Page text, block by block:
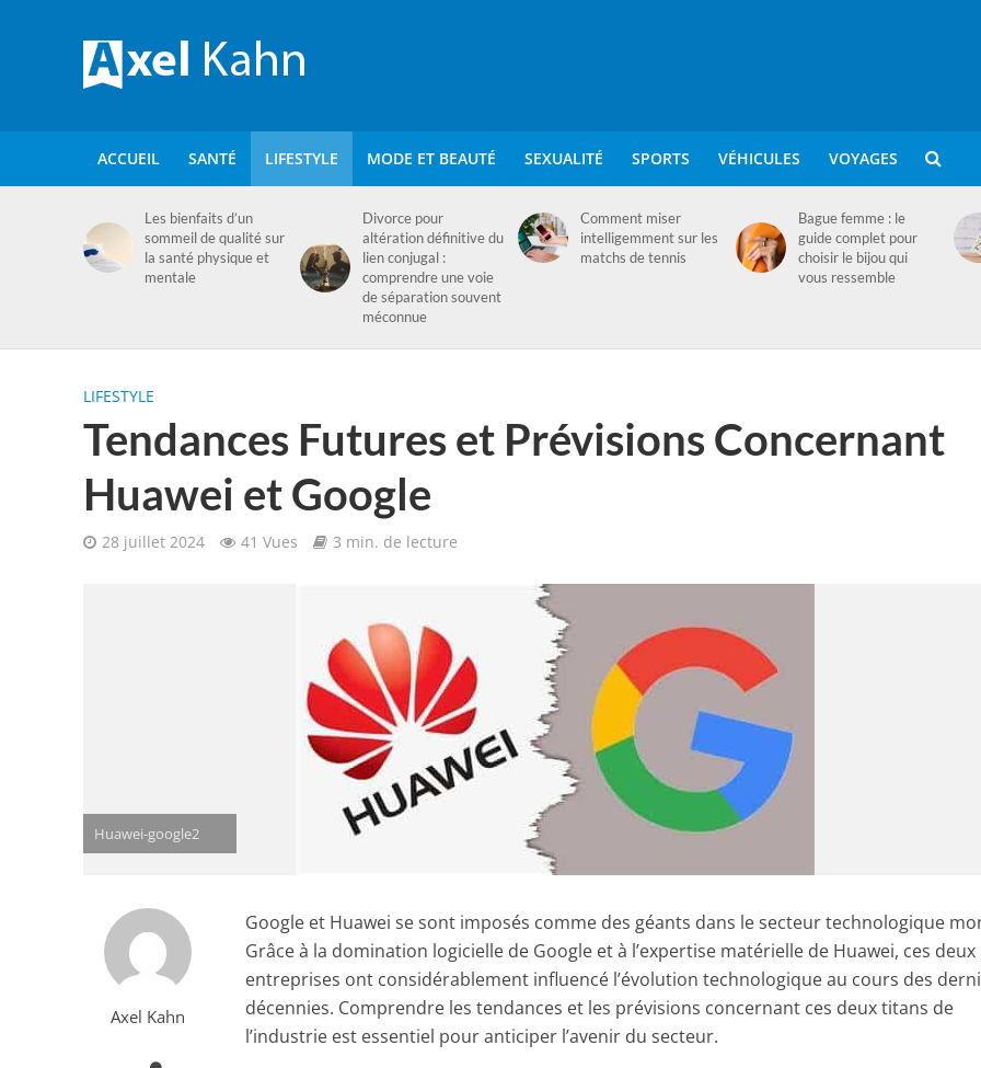
ACCUEIL SANTÉ LIFESTYLE MODE ET BEAUTÉ SEXUALITÉ SPORTS VÉHICULES VOYAGES
Les bienfaits d’un
sommeil de qualité sur
la santé physique et
mentale
Divorce pour
altération définitive du
lien conjugal :
comprendre une voie
de séparation souvent
méconnue
Comment miser
intelligemment sur les
matchs de tennis
Bague femme : le
guide complet pour
choisir le bijou qui
vous ressemble
LIFESTYLE
Tendances Futures et Prévisions Concernant
Huawei et Google
28 juillet 2024 41 Vues 3 min. de lecture
Huawei-google2
Axel Kahn
Google et Huawei se sont imposés comme des géants dans le secteur technologique
Grâce à la domination logicielle de Google et à l’expertise matérielle de Huawei, ces deux
entreprises ont considérablement influencé l’évolution technologique au cours des
décennies. Comprendre les tendances et les prévisions concernant ces deux titans de
l’industrie est essentiel pour anticiper l’avenir du secteur.